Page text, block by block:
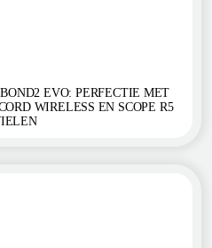
EVO: PERFECTIE MET
WIRELESS EN SCOPE R5